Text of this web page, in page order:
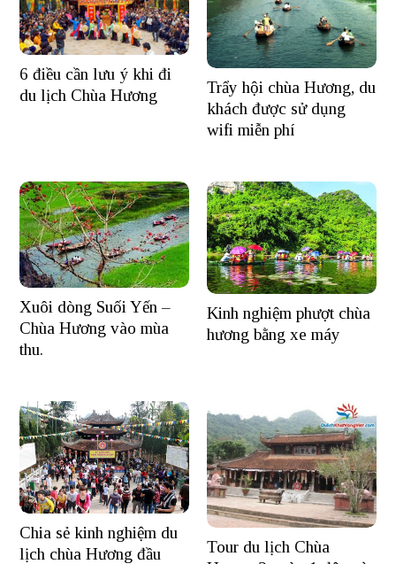
6 điều cần lưu ý khi đi
du lịch Chùa Hương
Trẩy hội chùa Hương, du
khách được sử dụng
wifi miễn phí
Xuôi dòng Suối Yến –
Chùa Hương vào mùa
thu.
Kinh nghiệm phượt chùa
hương bằng xe máy
Chia sẻ kinh nghiệm du
lịch chùa Hương đầu
Tour du lịch Chùa